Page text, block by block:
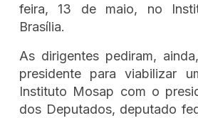
feira, 13 de maio, no
Brasília.
As dirigentes pediram,
presidente para viabilizar
Instituto Mosap com o
dos Deputados, deputado